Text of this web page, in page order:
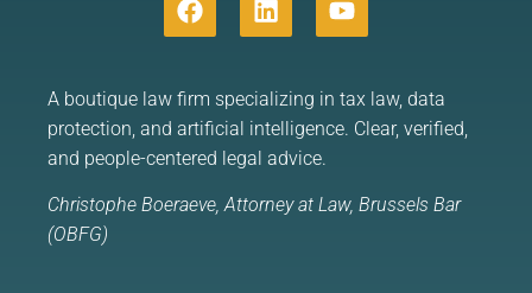
A boutique law firm specializing in tax law, data
protection, and artificial intelligence. Clear, verified,
and people-centered legal advice.
Christophe Boeraeve, Attorney at Law, Brussels Bar
(OBFG)